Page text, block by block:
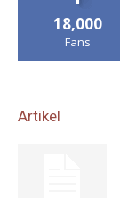
18,000
Fans
Artikel